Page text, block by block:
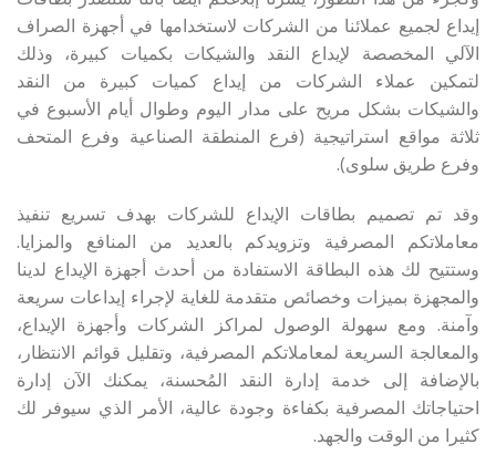
إيداع لجميع عملائنا من الشركات لاستخدامها في أجهزة الصراف
الآلي المخصصة لإيداع النقد والشيكات بكميات كبيرة، وذلك
لتمكين عملاء الشركات من إيداع كميات كبيرة من النقد
والشيكات بشكل مريح على مدار اليوم وطوال أيام الأسبوع في
ثلاثة مواقع استراتيجية (فرع المنطقة الصناعية وفرع المتحف
وفرع طريق سلوى).
وقد تم تصميم بطاقات الإيداع للشركات بهدف تسريع تنفيذ
معاملاتكم المصرفية وتزويدكم بالعديد من المنافع والمزايا.
وستتيح لك هذه البطاقة الاستفادة من أحدث أجهزة الإيداع لدينا
والمجهزة بميزات وخصائص متقدمة للغاية لإجراء إيداعات سريعة
وآمنة. ومع سهولة الوصول لمراكز الشركات وأجهزة الإيداع،
والمعالجة السريعة لمعاملاتكم المصرفية، وتقليل قوائم الانتظار،
بالإضافة إلى خدمة إدارة النقد المُحسنة، يمكنك الآن إدارة
احتياجاتك المصرفية بكفاءة وجودة عالية، الأمر الذي سيوفر لك
كثيرا من الوقت والجهد.